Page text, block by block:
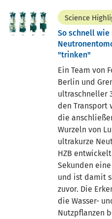
Science
So schnell wie
"trinken"
Ein Team von
Berlin und
ultraschneller
den Transport
die
Wurzeln von
ultrakurze
HZB
Sekunden
und ist damit
zuvor. Die
die Wasser-
Nutzpflanzen